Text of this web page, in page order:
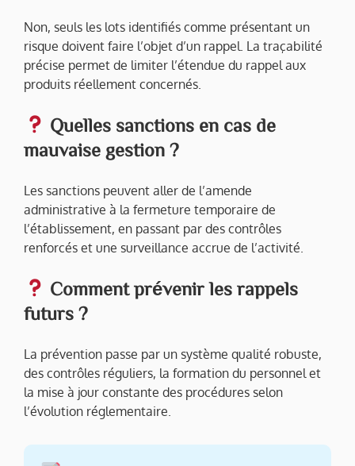
Non, seuls les lots identifiés comme présentant un
risque doivent faire l’objet d’un rappel. La traçabilité
précise permet de limiter l’étendue du rappel aux
produits réellement concernés.
Quelles sanctions en cas de
mauvaise gestion ?
Les sanctions peuvent aller de l’amende
administrative à la fermeture temporaire de
l’établissement, en passant par des contrôles
renforcés et une surveillance accrue de l’activité.
Comment prévenir les rappels
futurs ?
La prévention passe par un système qualité robuste,
des contrôles réguliers, la formation du personnel et
la mise à jour constante des procédures selon
l’évolution réglementaire.